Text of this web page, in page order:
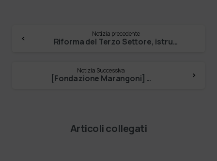
Notizia precedente
Riforma del Terzo Settore, istruzioni per l’uso
Notizia Successiva
[Fondazione Marangoni] …
Articoli collegati